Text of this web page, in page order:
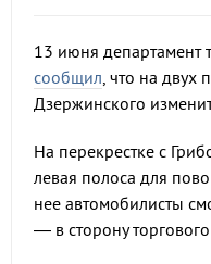
13 июня департамент
сообщил, что на двух
Дзержинского
На перекрестке с
левая полоса для
нее автомобилисты
— в сторону